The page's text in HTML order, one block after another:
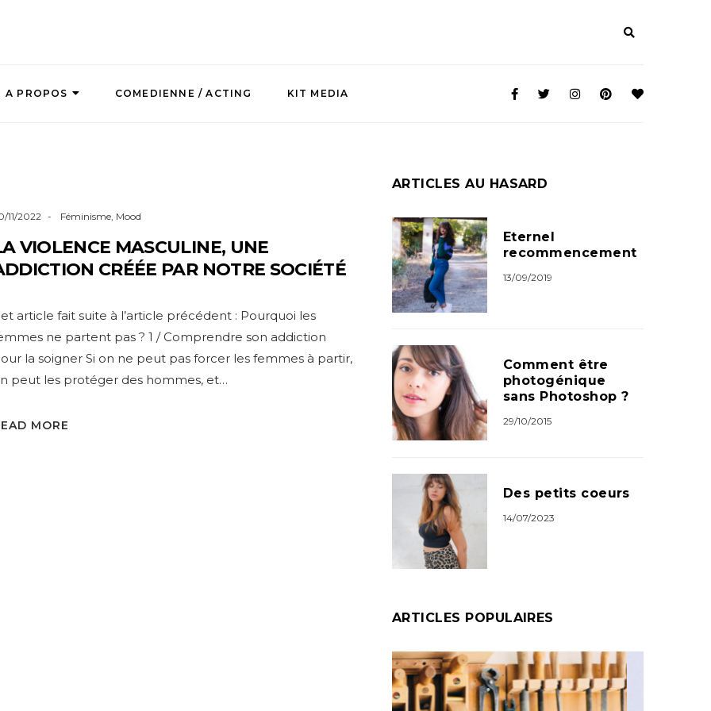
A PROPOS COMEDIENNE / ACTING KIT MEDIA
11/2022 Féminisme, Mood
VIOLENCE MASCULINE, UNE
CRÉÉE PAR NOTRE SOCIÉTÉ
article fait suite à l’article précédent : Pourquoi les
ne partent pas ? 1 / Comprendre son addiction
la soigner Si on ne peut pas forcer les femmes à partir,
peut les protéger des hommes, et…
MORE
ARTICLES AU HASARD
Eternel
recommencement
13/09/2019
Comment être
photogénique
sans Photoshop ?
29/10/2015
Des petits coeurs
14/07/2023
ARTICLES POPULAIRES